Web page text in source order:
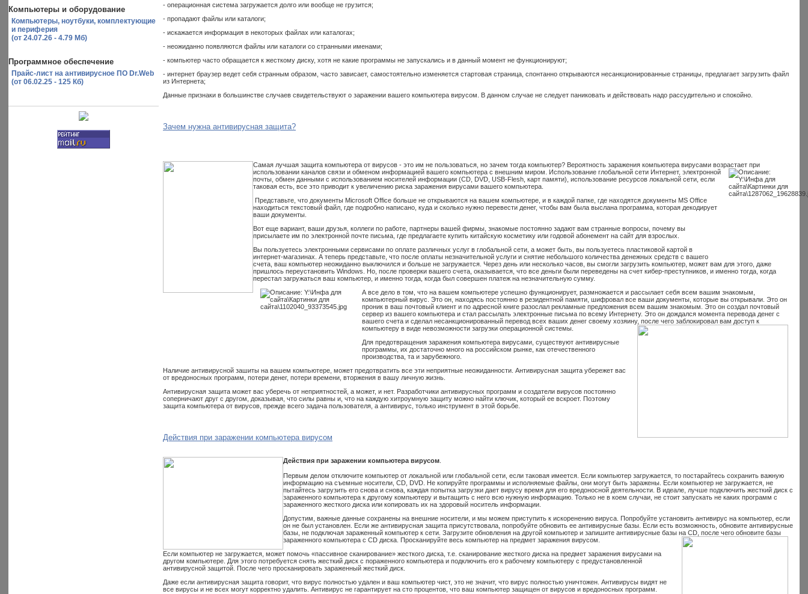
Компьютеры и оборудование
Компьютеры, ноутбуки, комплектующие
и периферия
(от 24.07.26 - 4.79 Мб)
Программное обеспечение
Прайс-лист на антивирусное ПО Dr.Web
(от 06.02.25 - 125 Кб)
- операционная система загружается долго или вообще не грузится;
- пропадают файлы или каталоги;
- искажается информация в некоторых файлах или каталогах;
- неожиданно появляются файлы или каталоги со странными именами;
- компьютер часто обращается к жесткому диску, хотя не какие программы не запускались и в данный момент не функционируют;
- интернет браузер ведет себя странным образом, часто зависает, самостоятельно изменяется стартовая страница, спонтанно открываются несанкционированные страницы, предлагает загрузить файл
из Интернета;
Данные признаки в большинстве случаев свидетельствуют о заражении вашего компьютера вирусом. В данном случае не следует паниковать и действовать надо рассудительно и спокойно.
Зачем нужна антивирусная защита?
Самая лучшая защита компьютера от вирусов - это им не пользоваться, но зачем тогда компьютер? Вероятность заражения компьютера вирусами возрастает при
использовании каналов связи и обменом информацией вашего компьютера с внешним миром. Использование глобальной сети Интернет, электронной
почты, обмен данными с использованием носителей информации (CD, DVD, USB-Flesh, карт памяти), использование ресурсов локальной сети, если
таковая есть, все это приводит к увеличению риска заражения вирусами вашего компьютера.
Представьте, что документы Microsoft Office больше не открываются на вашем компьютере, и в каждой папке, где находятся документы MS Office
находиться текстовый файл, где подробно написано, куда и сколько нужно перевести денег, чтобы вам была выслана программа, которая декодирует
ваши документы.
Вот еще вариант, ваши друзья, коллеги по работе, партнеры вашей фирмы, знакомые постоянно задают вам странные вопросы, почему вы
присылаете им по электронной почте письма, где предлагаете купить китайскую косметику или годовой абонемент на сайт для взрослых.
Вы пользуетесь электронными сервисами по оплате различных услуг в глобальной сети, а может быть, вы пользуетесь пластиковой картой в
интернет-магазинах. А теперь представьте, что после оплаты незначительной услуги и снятие небольшого количества денежных средств с вашего
счета, ваш компьютер неожиданно выключился и больше не загружается. Через день или несколько часов, вы смогли загрузить компьютер, может вам для этого, даже
пришлось переустановить Windows. Но, после проверки вашего счета, оказывается, что все деньги были переведены на счет кибер-преступников, и именно тогда, когда
перестал загружаться ваш компьютер, и именно тогда, когда был совершен платеж на незначительную сумму.
А все дело в том, что на вашем компьютере успешно функционирует, размножается и рассылает себя всем вашим знакомым,
компьютерный вирус. Это он, находясь постоянно в резидентной памяти, шифровал все ваши документы, которые вы открывали. Это он
проник в ваш почтовый клиент и по адресной книге разослал рекламные предложения всем вашим знакомым. Это он создал почтовый
сервер из вашего компьютера и стал рассылать электронные письма по всему Интернету. Это он дождался момента перевода денег с
вашего счета и сделал несанкционированный перевод всех ваших денег своему хозяину, после чего заблокировал вам доступ к
компьютеру в виде невозможности загрузки операционной системы.
Для предотвращения заражения компьютера вирусами, существуют антивирусные
программы, их достаточно много на российском рынке, как отечественного
производства, та и зарубежного.
Наличие антивирусной зашиты на вашем компьютере, может предотвратить все эти неприятные неожиданности. Антивирусная защита убережет вас
от вредоносных программ, потери денег, потери времени, вторжения в вашу личную жизнь.
Антивирусная защита может вас уберечь от неприятностей, а может, и нет. Разработчики антивирусных программ и создатели вирусов постоянно
соперничают друг с другом, доказывая, что силы равны и, что на каждую хитроумную защиту можно найти ключик, который ее вскроет. Поэтому
защита компьютера от вирусов, прежде всего задача пользователя, а антивирус, только инструмент в этой борьбе.
Действия при заражении компьютера вирусом
Действия при заражении компьютера вирусом
Первым делом отключите компьютер от локальной или глобальной сети, если таковая имеется. Если компьютер загружается, то постарайтесь сохранить важную
информацию на съемные носители, CD, DVD. Не копируйте программы и исполняемые файлы, они могут быть заражены. Если компьютер не загружается, не
пытайтесь загрузить его снова и снова, каждая попытка загрузки дает вирусу время для его вредоносной деятельности. В идеале, лучше подключить жесткий диск с
зараженного компьютера к другому компьютеру и вытащить с него всю нужную информацию. Только не в коем случаи, не стоит запускать не каких программ с
зараженного жесткого диска или копировать их на здоровый носитель информации.
Допустим, важные данные сохранены на внешние носители, и мы можем приступить к искоренению вируса. Попробуйте установить антивирус на компьютер, если
он не был установлен. Если же антивирусная защита присутствовала, попробуйте обновить ее антивирусные базы. Если есть возможность, обновите антивирусные
базы, не подключая зараженный компьютер к сети. Загрузите обновления на другой компьютер и запишите антивирусные базы на CD, после чего обновите базы
зараженного компьютера с CD диска. Просканируйте весь компьютер на предмет заражения вирусом.
Если компьютер не загружается, может помочь «пассивное сканирование» жесткого диска, т.е. сканирование жесткого диска на предмет заражения вирусами на
другом компьютере. Для этого потребуется снять жесткий диск с пораженного компьютера и подключить его к рабочему компьютеру с предустановленной
антивирусной защитой. После чего просканировать зараженный жесткий диск.
Даже если антивирусная защита говорит, что вирус полностью удален и ваш компьютер чист, это не значит, что вирус полностью уничтожен. Антивирусы видят не
все вирусы и не всех могут корректно удалить. Антивирус не гарантирует на сто процентов, что ваш компьютер защищен от вирусов и вредоносных программ.